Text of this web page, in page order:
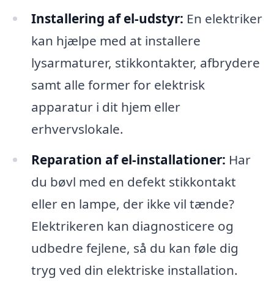
Installering af el-udstyr: En elektriker
kan hjælpe med at installere
lysarmaturer, stikkontakter, afbrydere
samt alle former for elektrisk
apparatur i dit hjem eller
erhvervslokale.
Reparation af el-installationer: Har
du bøvl med en defekt stikkontakt
eller en lampe, der ikke vil tænde?
Elektrikeren kan diagnosticere og
udbedre fejlene, så du kan føle dig
tryg ved din elektriske installation.